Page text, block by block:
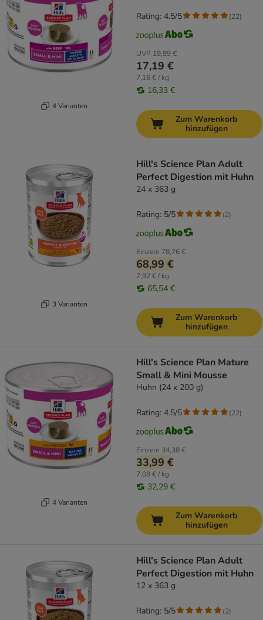
4 Varianten
UVP 19,99 €
17,19 €
7,16 € / kg
16,33 €
Rating: 4.5/5 (22)
Zum Warenkorb
hinzufügen
3 Varianten
Hill's Science Plan Adult
Perfect Digestion mit Huhn
24 x 363 g
Einzeln 78,76 €
68,99 €
7,92 € / kg
65,54 €
Rating: 5/5 (2)
Zum Warenkorb
hinzufügen
4 Varianten
Hill's Science Plan Mature
Small & Mini Mousse
Huhn (24 x 200 g)
Einzeln 34,38 €
33,99 €
7,08 € / kg
32,29 €
Rating: 4.5/5 (22)
Zum Warenkorb
hinzufügen
Hill's Science Plan Adult
Perfect Digestion mit Huhn
12 x 363 g
Rating: 5/5 (2)